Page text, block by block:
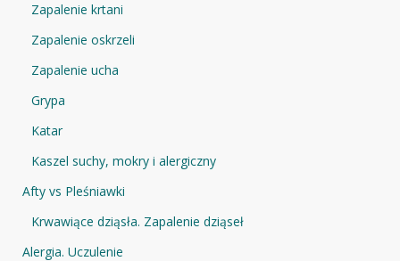
Zapalenie krtani
Zapalenie oskrzeli
Zapalenie ucha
Grypa
Katar
Kaszel suchy, mokry i alergiczny
Afty vs Pleśniawki
Krwawiące dziąsła. Zapalenie dziąseł
Alergia. Uczulenie